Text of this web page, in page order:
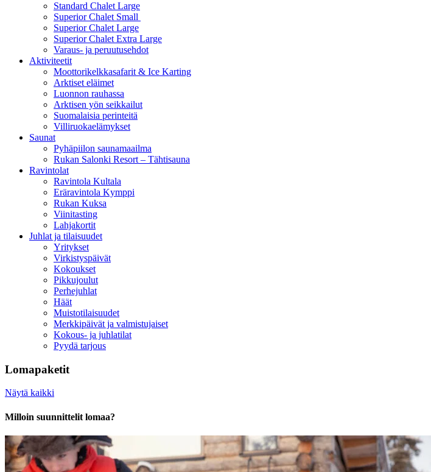
Standard Chalet Large
Superior Chalet Small
Superior Chalet Large
Superior Chalet Extra Large
Varaus- ja peruutusehdot
Aktiviteetit
Moottorikelkkasafarit & Ice Karting
Arktiset eläimet
Luonnon rauhassa
Arktisen yön seikkailut
Suomalaisia perinteitä
Villiruokaelämykset
Saunat
Pyhäpiilon saunamaailma
Rukan Salonki Resort – Tähtisauna
Ravintolat
Ravintola Kultala
Eräravintola Kymppi
Rukan Kuksa
Viinitasting
Lahjakortit
Juhlat ja tilaisuudet
Yritykset
Virkistyspäivät
Kokoukset
Pikkujoulut
Perhejuhlat
Häät
Muistotilaisuudet
Merkkipäivät ja valmistujaiset
Kokous- ja juhlatilat
Pyydä tarjous
Lomapaketit
Näytä kaikki
Milloin suunnittelit lomaa?